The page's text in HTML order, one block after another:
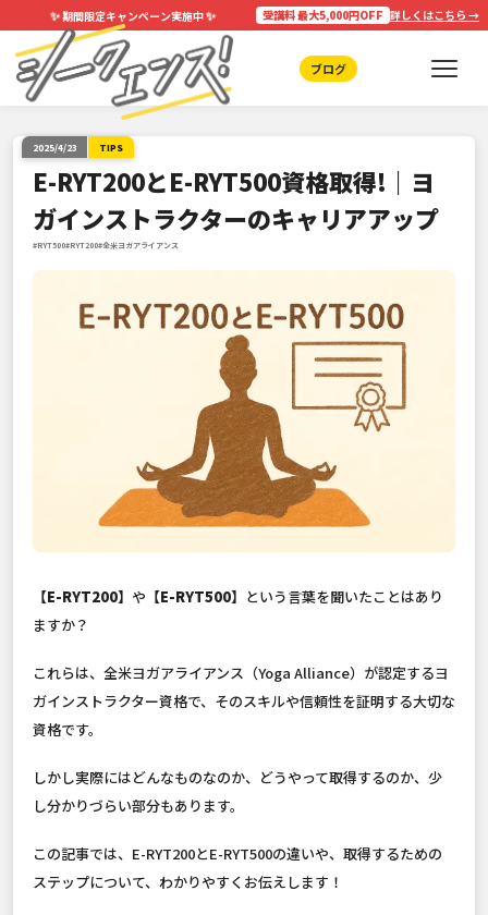
✨期間限定キャンペーン実施中✨ 受講料 最大5,000円OFF 詳しくはこちら →
ブログ
2025/4/23 TIPS
E-RYT200とE-RYT500資格取得!｜ヨ
ガインストラクターのキャリアアップ
#RYT500#RYT200#全米ヨガアライアンス
【E-RYT200】 や 【E-RYT500】 という言葉を聞いたことはあり
ますか？
これらは、全米ヨガアライアンス（Yoga Alliance）が認定するヨ
ガインストラクター資格で、そのスキルや信頼性を証明する大切な
資格です。
しかし実際にはどんなものなのか、どうやって取得するのか、少
し分かりづらい部分もあります。
この記事では、E-RYT200とE-RYT500の違いや、取得するための
ステップについて、わかりやすくお伝えします！